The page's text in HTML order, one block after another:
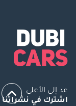
عد إلى الأعلى
اشترك في نشراتنا